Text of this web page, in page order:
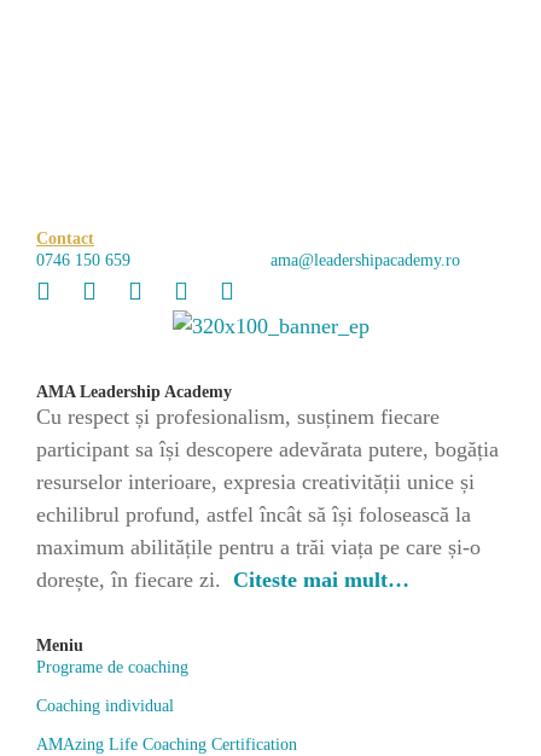
Contact
0746 150 659
ama@leadershipacademy.ro
AMA Leadership Academy
Cu respect și profesionalism, susținem fiecare
participant sa își descopere adevărata putere, bogăția
resurselor interioare, expresia creativității unice și
echilibrul profund, astfel încât să își folosească la
maximum abilitățile pentru a trăi viața pe care și-o
dorește, în fiecare zi. Citeste mai mult…
Meniu
Programe de coaching
Coaching individual
AMAzing Life Coaching Certification